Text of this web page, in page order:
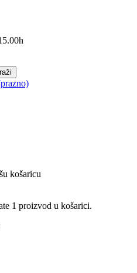
košaricu
1 proizvod u košarici.